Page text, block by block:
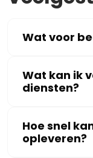
Wat voor
Wat kan ik
diensten?
Hoe snel
opleveren?